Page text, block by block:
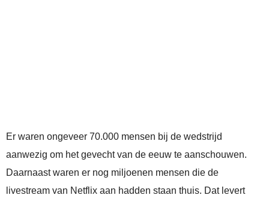
Er waren ongeveer 70.000 mensen bij de wedstrijd
aanwezig om het gevecht van de eeuw te aanschouwen.
Daarnaast waren er nog miljoenen mensen die de
livestream van Netflix aan hadden staan thuis. Dat levert